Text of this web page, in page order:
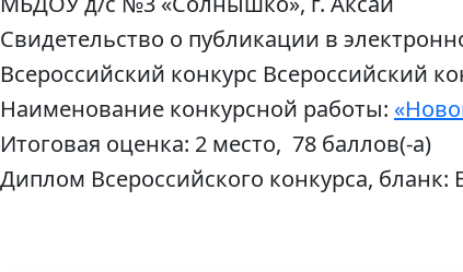
Свидетельство о публикации в
Всероссийский конкурс Всероссийский
Наименование конкурсной работы:
Итоговая оценка: 2 место, 78 баллов(-а)
Диплом Всероссийского конкурса, бланк: